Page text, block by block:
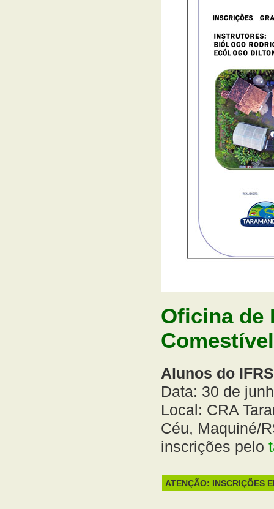
Oficina de
Comestível
Alunos do
Data: 30 de
Local: CRA
Céu, Maquiné/
inscrições pelo
ATENÇÃO: INSCRIÇÕES